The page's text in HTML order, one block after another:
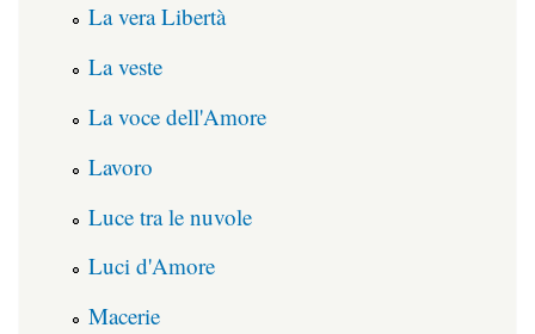
La vera Libertà
La veste
La voce dell'Amore
Lavoro
Luce tra le nuvole
Luci d'Amore
Macerie